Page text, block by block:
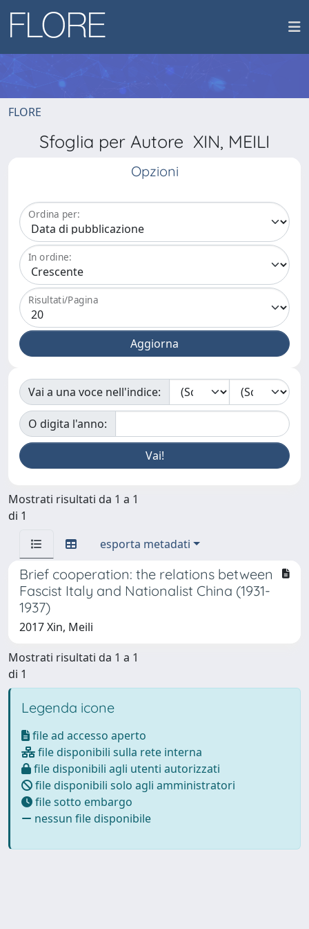
FLORE
Sfoglia per Autore XIN, MEILI
Opzioni
Ordina per:
In ordine:
Risultati/Pagina
Vai a una voce nell'indice:
O digita l'anno:
Mostrati risultati da 1 a 1
di 1
esporta metadati
Brief cooperation: the relations between
Fascist Italy and Nationalist China (1931-
1937)
2017 Xin, Meili
Mostrati risultati da 1 a 1
di 1
Legenda icone
file ad accesso aperto
file disponibili sulla rete interna
file disponibili agli utenti autorizzati
file disponibili solo agli amministratori
file sotto embargo
nessun file disponibile